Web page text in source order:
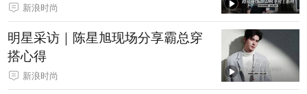
新浪时尚
明星采访｜陈星旭现场分享霸总穿
搭心得
新浪时尚